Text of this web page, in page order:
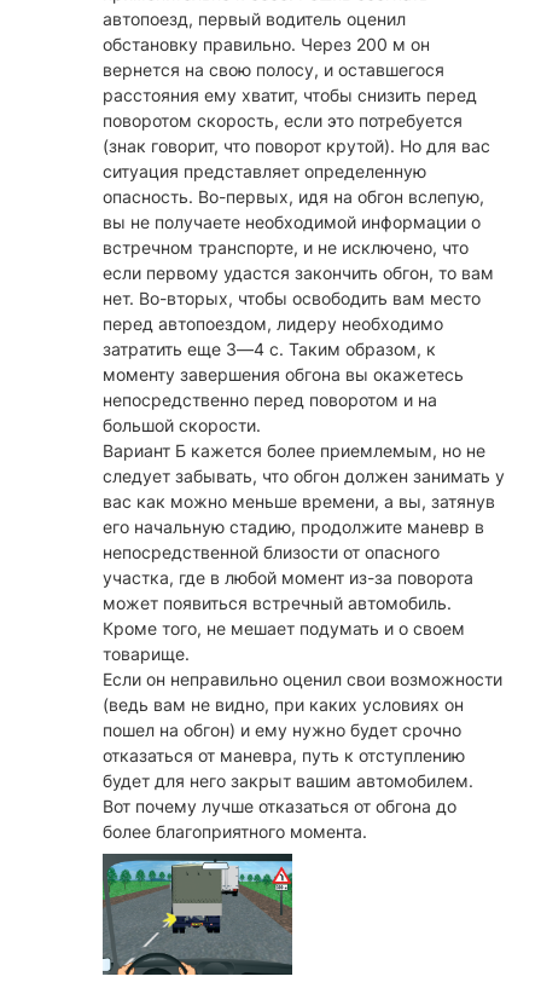
автопоезд, первый водитель оценил
обстановку правильно. Через 200 м он
вернется на свою полосу, и оставшегося
расстояния ему хватит, чтобы снизить перед
поворотом скорость, если это потребуется
(знак говорит, что поворот крутой). Но для вас
ситуация представляет определенную
опасность. Во-первых, идя на обгон вслепую,
вы не получаете необходимой информации о
встречном транспорте, и не исключено, что
если первому удастся закончить обгон, то вам
нет. Во-вторых, чтобы освободить вам место
перед автопоездом, лидеру необходимо
затратить еще 3—4 с. Таким образом, к
моменту завершения обгона вы окажетесь
непосредственно перед поворотом и на
большой скорости.
Вариант Б кажется более приемлемым, но не
следует забывать, что обгон должен занимать у
вас как можно меньше времени, а вы, затянув
его начальную стадию, продолжите маневр в
непосредственной близости от опасного
участка, где в любой момент из-за поворота
может появиться встречный автомобиль.
Кроме того, не мешает подумать и о своем
товарище.
Если он неправильно оценил свои возможности
(ведь вам не видно, при каких условиях он
пошел на обгон) и ему нужно будет срочно
отказаться от маневра, путь к отступлению
будет для него закрыт вашим автомобилем.
Вот почему лучше отказаться от обгона до
более благоприятного момента.